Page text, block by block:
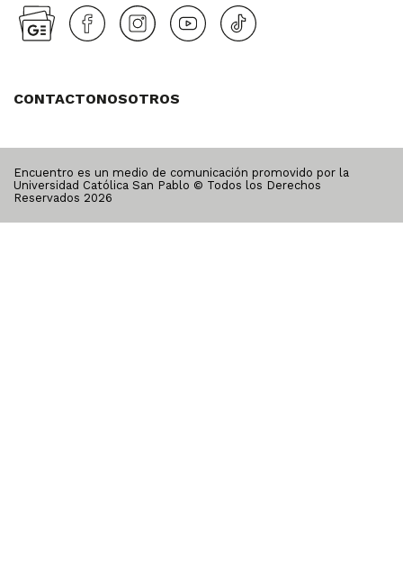
CONTACTONOSOTROS
Encuentro es un medio de comunicación promovido por la
Universidad Católica San Pablo © Todos los Derechos
Reservados 2026